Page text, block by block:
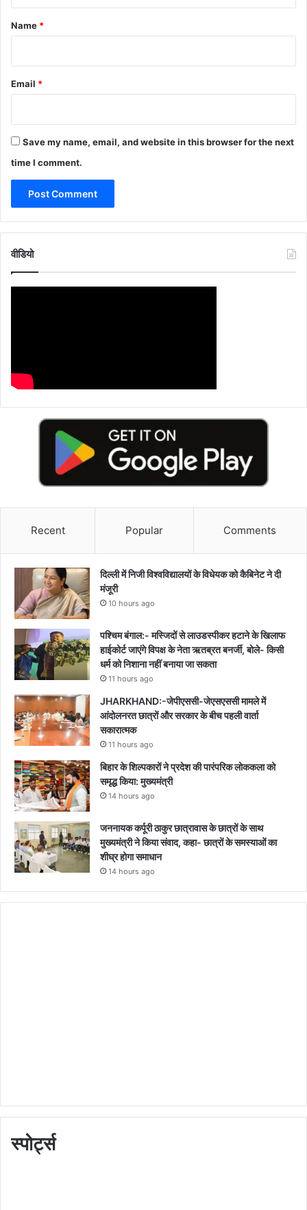
*
Name *
Email *
Save my name, email, and website in this browser for the next
time I comment.
वीडियो
Recent Popular Comments
दिल्ली में निजी विश्वविद्यालयों के विधेयक को कैबिनेट ने दी
मंजूरी
10 hours ago
पश्चिम बंगाल:- मस्जिदों से लाउडस्पीकर हटाने के खिलाफ
हाईकोर्ट जाएंगे विपक्ष के नेता ऋतब्रत बनर्जी, बोले- किसी
धर्म को निशाना नहीं बनाया जा सकता
11 hours ago
JHARKHAND:-जेपीएससी-जेएसएससी मामले में
आंदोलनरत छात्रों और सरकार के बीच पहली वार्ता
सकारात्मक
11 hours ago
बिहार के शिल्पकारों ने प्रदेश की पारंपरिक लोककला को
समृद्ध किया: मुख्यमंत्री
14 hours ago
जननायक कर्पूरी ठाकुर छात्रावास के छात्रों के साथ
मुख्यमंत्री ने किया संवाद, कहा- छात्रों के समस्याओं का
शीघ्र होगा समाधान
14 hours ago
स्पोर्ट्स